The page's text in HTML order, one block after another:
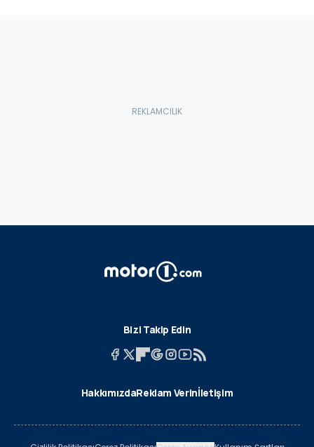
Bizi Takip Edin
HakkımızdaReklam Verinİletişim